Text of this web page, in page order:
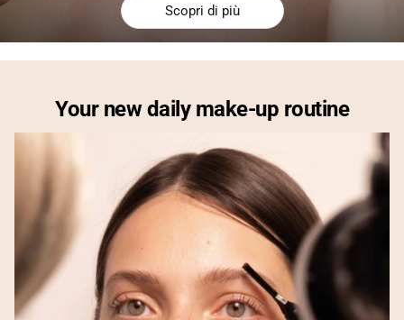
Scopri di più
Your new daily make-up routine